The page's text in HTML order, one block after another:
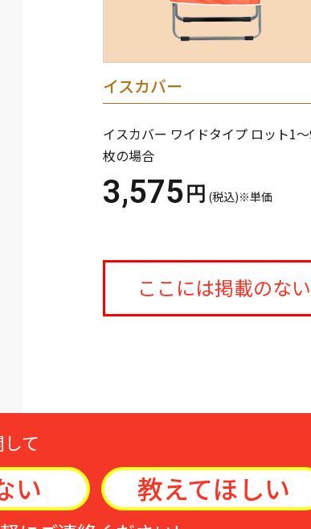
イスカバー
イスカバー ワイドタイプ ロット1
枚の場合
3,575円 (税込)※単価
ここには掲載のな
て
い 教えてほしい